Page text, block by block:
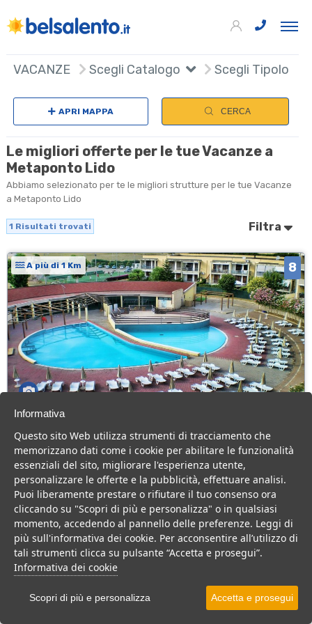
VACANZE Scegli Catalogo Scegli Tipologia
APRI MAPPA CERCA
Le migliori offerte per le tue Vacanze a
Metaponto Lido
Abbiamo selezionato per te le migliori strutture per le tue Vacanze
a Metaponto Lido
1 Risultati trovati Filtra
A più di 1 Km 8
Basilicata > Bernalda > Metaponto Lido
110 Camere
Villaggio accogliente con piscina, animazione e buona cucina,
ideale per famiglie e coppie.
Villaggio Hotel
VEDI SU MAPPA
+
Informativa
Questo sito Web utilizza strumenti di tracciamento che
memorizzano dati come i cookie per abilitare le funzionalità
essenziali del sito, migliorare l'esperienza utente,
personalizzare le offerte e la pubblicità, effettuare analisi.
Puoi liberamente prestare o rifiutare il tuo consenso ora
cliccando su "Scopri di più e personalizza" o in qualsiasi
momento, accedendo al pannello delle preferenze. Leggi di
più sull'informativa dei cookie. Per acconsentire all’utilizzo di
tali strumenti clicca su pulsante “Accetta e prosegui”.
Informativa dei cookie
Scopri di più e personalizza Accetta e prosegui